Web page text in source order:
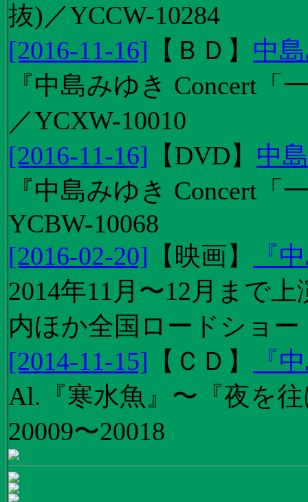
抜)／YCCW-10284
[2016-11-16] 【 ＢＤ 】 中
『中島みゆき Concert
／YCXW-10010
[2016-11-16] 【DVD】 中
『中島みゆき Concert
YCBW-10068
[2016-02-20] 【 映画】
『
2014年11月〜12月まで
内ほか全国ロードショー
[2014-11-15] 【 ＣＤ 】
『
Al.『寒水魚』〜『夜を
20009〜20018